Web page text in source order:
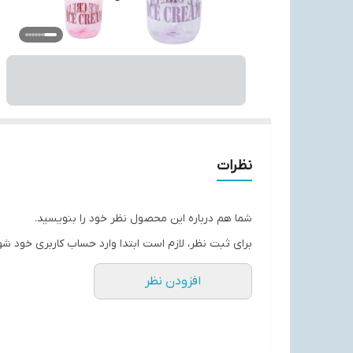
نظرات
شما هم درباره این محصول نظر خود را بنویسید.
برای ثبت نظر، لازم است ابتدا وارد حساب کاربری خود
افزودن نظر